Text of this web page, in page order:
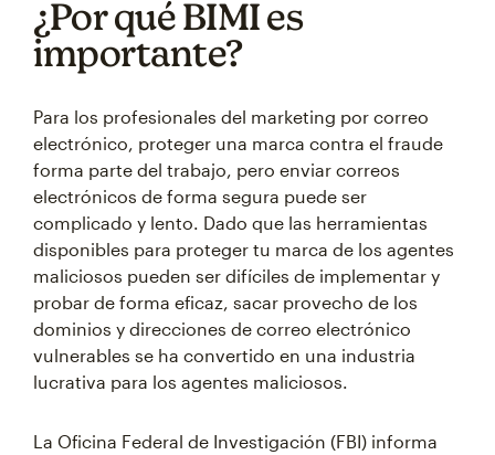
¿Por qué BIMI es
importante?
Para los profesionales del marketing por correo
electrónico, proteger una marca contra el fraude
forma parte del trabajo, pero enviar correos
electrónicos de forma segura puede ser
complicado y lento. Dado que las herramientas
disponibles para proteger tu marca de los agentes
maliciosos pueden ser difíciles de implementar y
probar de forma eficaz, sacar provecho de los
dominios y direcciones de correo electrónico
vulnerables se ha convertido en una industria
lucrativa para los agentes maliciosos.
La Oficina Federal de Investigación (FBI) informa